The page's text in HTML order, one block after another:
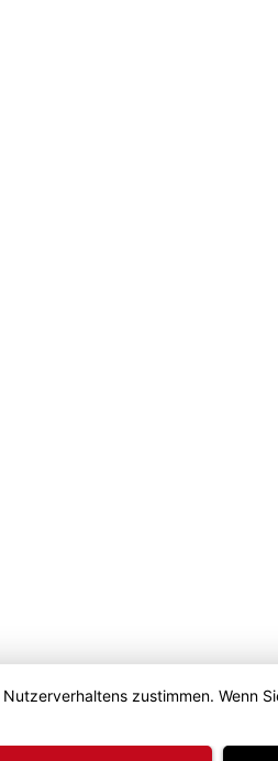
zustimmen. Wenn